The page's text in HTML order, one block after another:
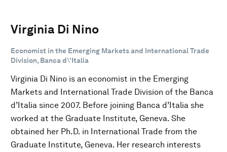
Virginia Di Nino
Economist in the Emerging Markets and International Trade
Division, Banca d\'Italia
Virginia Di Nino is an economist in the Emerging
Markets and International Trade Division of the Banca
d’Italia since 2007. Before joining Banca d’Italia she
worked at the Graduate Institute, Geneva. She
obtained her Ph.D. in International Trade from the
Graduate Institute, Geneva. Her research interests